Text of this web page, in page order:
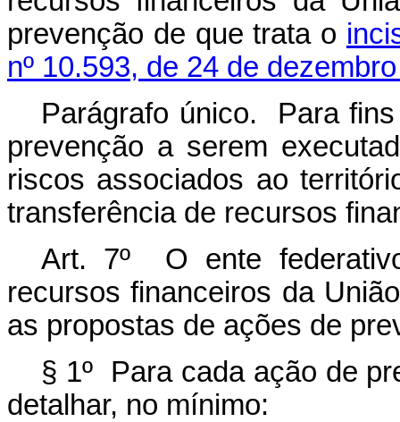
prevenção de que trata o
nº 10.593, de 24 de
Parágrafo único. Para
prevenção a serem
riscos associados ao
transferência de recursos
Art. 7º O ente
recursos financeiros da
as propostas de ações de
§ 1º Para cada ação de
detalhar, no mínimo: